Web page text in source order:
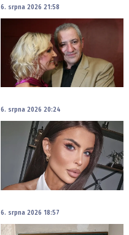
6. srpna 2026 21:58
6. srpna 2026 20:24
6. srpna 2026 18:57